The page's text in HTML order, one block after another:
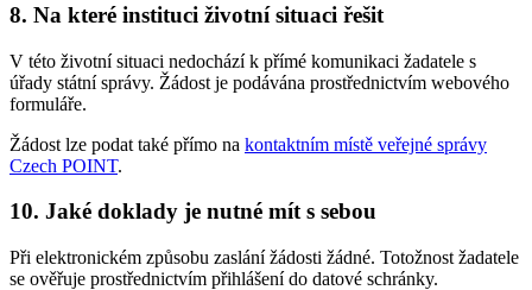
8. Na které instituci životní situaci řešit
V této životní situaci nedochází k přímé komunikaci žadatele s
úřady státní správy. Žádost je podávána prostřednictvím webového
formuláře.
Žádost lze podat také přímo na kontaktním místě veřejné správy
Czech POINT.
10. Jaké doklady je nutné mít s sebou
Při elektronickém způsobu zaslání žádosti žádné. Totožnost žadatele
se ověřuje prostřednictvím přihlášení do datové schránky.